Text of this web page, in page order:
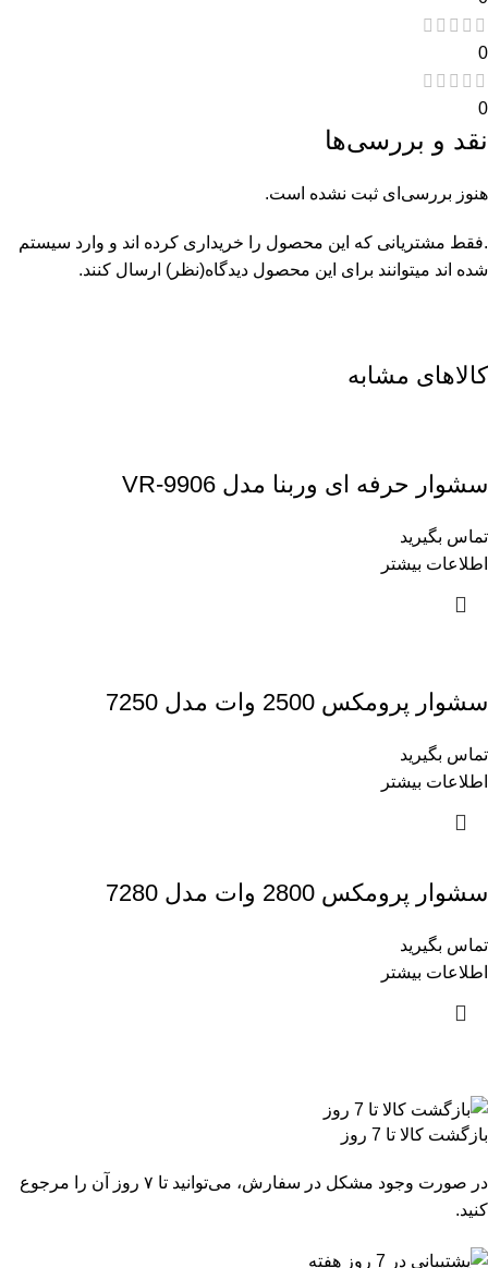
0
0
نقد و بررسی‌ها
هنوز بررسی‌ای ثبت نشده است.
.فقط مشتریانی که این محصول را خریداری کرده اند و وارد سیستم
شده اند میتوانند برای این محصول دیدگاه(نظر) ارسال کنند.
کالاهای مشابه
سشوار حرفه ای وربنا مدل VR-9906
تماس بگیرید
اطلاعات بیشتر
سشوار پرومکس 2500 وات مدل 7250
تماس بگیرید
اطلاعات بیشتر
سشوار پرومکس 2800 وات مدل 7280
تماس بگیرید
اطلاعات بیشتر
بازگشت کالا تا 7 روز
در صورت وجود مشکل در سفارش، می‌توانید تا ۷ روز آن را مرجوع
کنید.